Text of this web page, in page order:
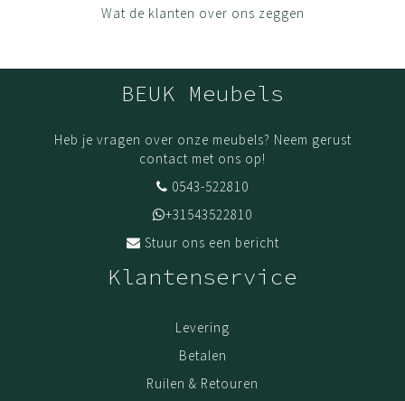
Wat de klanten over ons zeggen
BEUK Meubels
Heb je vragen over onze meubels? Neem gerust
contact met ons op!
0543-522810
+31543522810
Stuur ons een bericht
Klantenservice
Levering
Betalen
Ruilen & Retouren